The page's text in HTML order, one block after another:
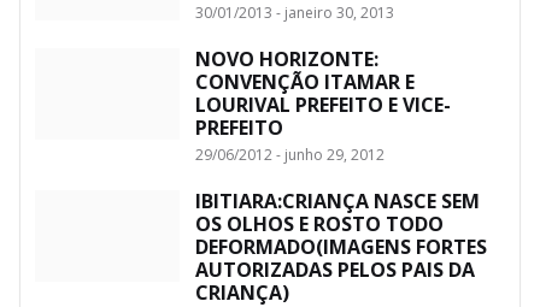
30/01/2013 - janeiro 30, 2013
NOVO HORIZONTE:
CONVENÇÃO ITAMAR E
LOURIVAL PREFEITO E VICE-
PREFEITO
29/06/2012 - junho 29, 2012
IBITIARA:CRIANÇA NASCE SEM
OS OLHOS E ROSTO TODO
DEFORMADO(IMAGENS FORTES
AUTORIZADAS PELOS PAIS DA
CRIANÇA)